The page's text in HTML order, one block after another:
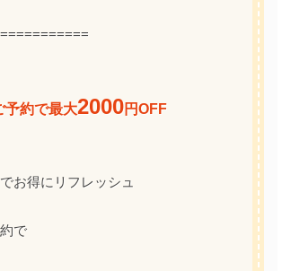
予約で最大2000円OFF
お得にリフレッシュ
で